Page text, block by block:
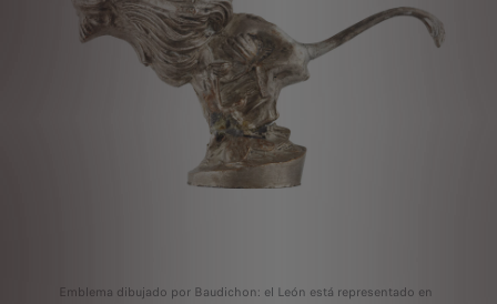
Emblema dibujado por Baudichon: el León está representado en